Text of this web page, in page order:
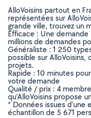
AlloVoisins partout en
représentées sur
grande ville, trouvez un
Efficace : Une
millions de demandes
Généraliste : 1 250
possible sur
projets.
Rapide : 10 minutes
votre demande
Qualité / prix : 4
qu’AlloVoisins propose
* Données issues d’une
échantillon de 5 671